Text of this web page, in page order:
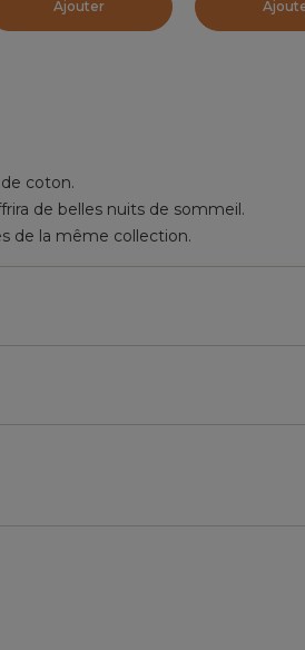
Ajouter
coton.
de belles nuits de sommeil.
de la même collection.